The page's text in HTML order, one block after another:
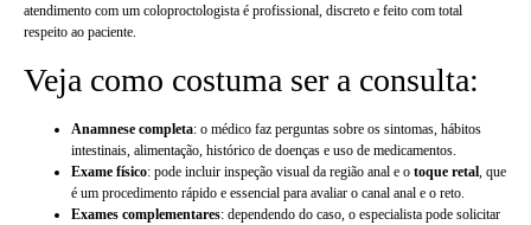
atendimento com um coloproctologista é profissional, discreto e feito com total
respeito ao paciente.
Veja como costuma ser a consulta:
Anamnese completa: o médico faz perguntas sobre os sintomas, hábitos
intestinais, alimentação, histórico de doenças e uso de medicamentos.
Exame físico: pode incluir inspeção visual da região anal e o toque retal, que
é um procedimento rápido e essencial para avaliar o canal anal e o reto.
Exames complementares: dependendo do caso, o especialista pode solicitar